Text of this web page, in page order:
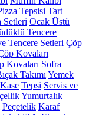
Tepsisi Tart
Setleri Ocak Üstü
Tencere
Tencere Setleri Çöp
Kovaları
Kovaları Sofra
Takımı Yemek
Kase Tepsi Servis ve
Yumurtalık
Peçetelik Karaf